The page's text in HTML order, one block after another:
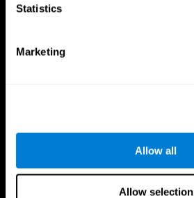
Statistics
Marketing
Allow all
Allow selection